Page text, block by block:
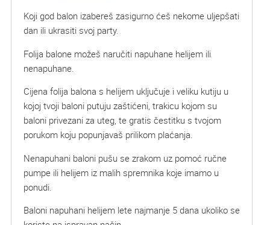
Koji god balon izabereš zasigurno ćeš nekome uljepšati
dan ili ukrasiti svoj party.
Folija balone možeš naručiti napuhane helijem ili
nenapuhane.
Cijena folija balona s helijem uključuje i veliku kutiju u
kojoj tvoji baloni putuju zaštićeni, trakicu kojom su
baloni privezani za uteg, te gratis čestitku s tvojom
porukom koju popunjavaš prilikom plaćanja.
Nenapuhani baloni pušu se zrakom uz pomoć ručne
pumpe ili helijem iz malih spremnika koje imamo u
ponudi.
Baloni napuhani helijem lete najmanje 5 dana ukoliko se